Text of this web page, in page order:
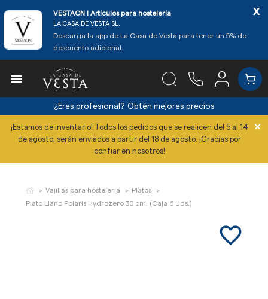
VESTAON l Artículos para hostelería
LA CASA DE VESTA SL.
Descarga la app de La Casa de Vesta para tener un 5% de
descuento adicional.
x

¿Eres profesional? Obtén mejores precios
¡Estamos de inventario! Todos los pedidos que se realicen del 5 al 14
de agosto, serán enviados a partir del 18 de agosto. ¡Gracias por
confiar en nosotros!
×
Vajillas para hostelería
Platos
Plato Llano Polaris Hydrozero 30 cm. (Caja 6 Uds.)
favorite_border